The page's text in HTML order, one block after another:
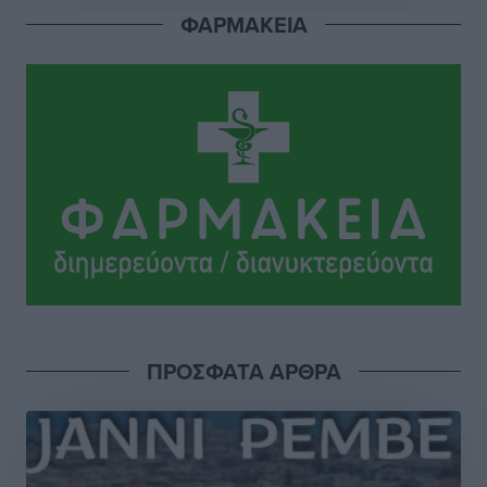
Κλειστή αύριο βράδυ η παραλιακή οδός στο λιμάνι της
πολύ σημαντική ημέρα για τον πρωτογενή τομέα»
Ειδήσεις• πριν 4 ώρες
Ελλάδα και θα πετά και νύχτα
Ειδήσεις• πριν 4 ώρες
ΦΑΡΜΑΚΕΙΑ
ΠΡΟΣΦΑΤΑ ΑΡΘΡΑ